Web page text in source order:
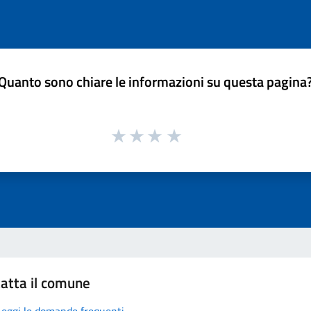
sono chiare le informazioni su questa
il comune